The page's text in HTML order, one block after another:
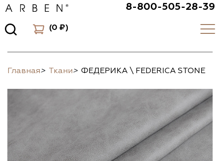
8-800-505-28-39
(0 ₽)
Главная> Ткани> ФЕДЕРИКА \ FEDERICA STONE